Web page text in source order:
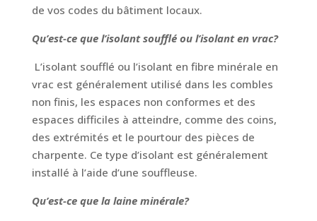
de vos codes du bâtiment locaux.
Qu’est-ce que l’isolant soufflé ou l’isolant en vrac?
L’isolant soufflé ou l’isolant en fibre minérale en
vrac est généralement utilisé dans les combles
non finis, les espaces non conformes et des
espaces difficiles à atteindre, comme des coins,
des extrémités et le pourtour des pièces de
charpente. Ce type d’isolant est généralement
installé à l’aide d’une souffleuse.
Qu’est-ce que la laine minérale?